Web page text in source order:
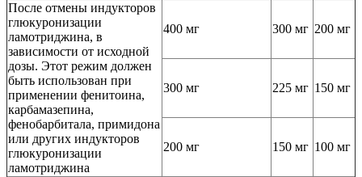
После отмены индукторов
глюкуронизации
ламотриджина, в
зависимости от исходной
дозы. Этот режим должен
быть использован при
применении фенитоина,
карбамазепина,
фенобарбитала, примидона
или других индукторов
глюкуронизации
ламотриджина
400 мг 300 мг 200 мг
300 мг 225 мг 150 мг
200 мг 150 мг 100 мг